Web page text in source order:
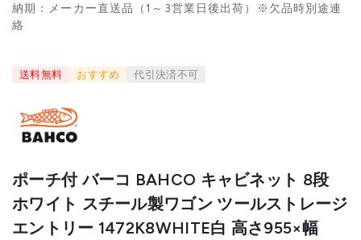
納期：メーカー直送品（1～3営業日後出荷）※欠品時別途連
絡
送料無料 おすすめ 代引決済不可
ポーチ付 バーコ BAHCO キャビネット 8段
ホワイト スチール製ワゴン ツールストレージ
エントリー 1472K8WHITE白 高さ955×幅